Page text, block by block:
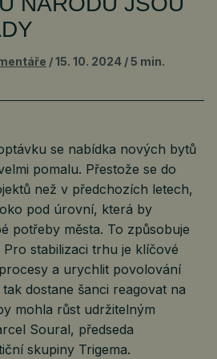
15. 10. 2024 5 min.
se nabídka nových bytů
pomalu. Přestože se do
než v předchozích letech,
pod úrovní, která by
potřeby města. To způsobuje
stabilizaci trhu je klíčové
a urychlit povolování
dostane šanci reagovat na
mohla růst udržitelným
Soural, předseda
skupiny Trigema.